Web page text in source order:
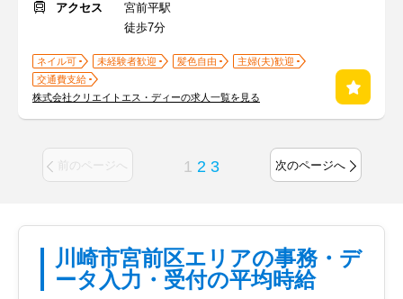
アクセス
宮前平駅
徒歩7分
ネイル可 未経験者歓迎 髪色自由
主婦(夫)歓迎
交通費支給
株式会社クリエイトエス・ディーの求人一覧を見る
前のページへ 1 2 3 次のページへ
川崎市宮前区エリアの事務・デ
ータ入力・受付の平均時給